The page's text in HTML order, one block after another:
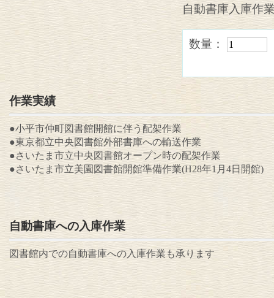
自動書庫入庫作
数量：
作業実績
●小平市仲町図書館開館に伴う配架作業
●東京都立中央図書館外部書庫への輸送作業
●さいたま市立中央図書館オープン時の配架作業
●さいたま市立美園図書館開館準備作業(H28年1月4日開館)
自動書庫への入庫作業
図書館内での自動書庫への入庫作業も承ります